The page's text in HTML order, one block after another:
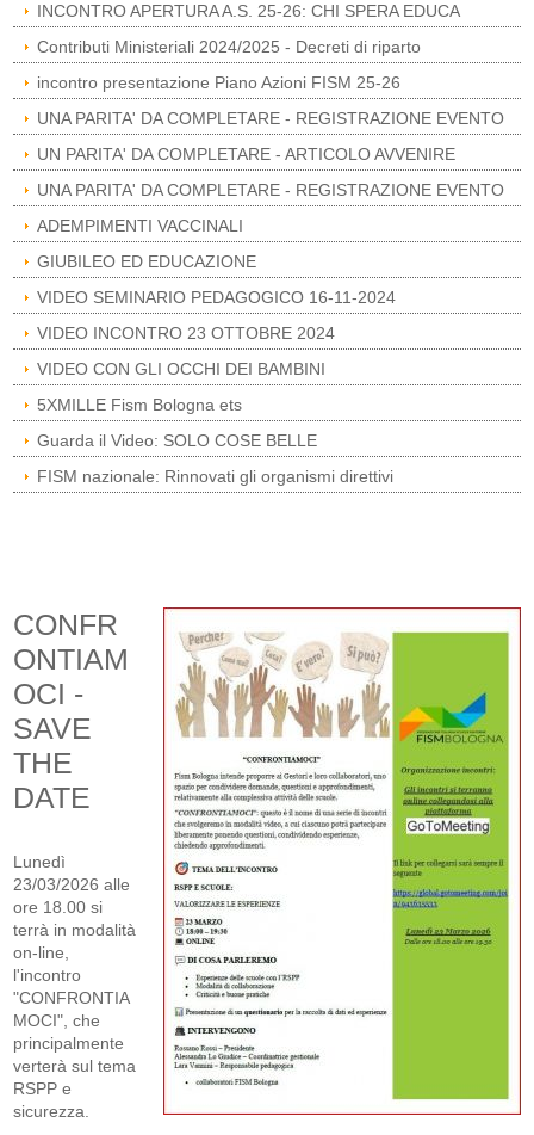
INCONTRO APERTURA A.S. 25-26: CHI SPERA EDUCA
Contributi Ministeriali 2024/2025 - Decreti di riparto
incontro presentazione Piano Azioni FISM 25-26
UNA PARITA' DA COMPLETARE - REGISTRAZIONE EVENTO
UN PARITA' DA COMPLETARE - ARTICOLO AVVENIRE
UNA PARITA' DA COMPLETARE - REGISTRAZIONE EVENTO
ADEMPIMENTI VACCINALI
GIUBILEO ED EDUCAZIONE
VIDEO SEMINARIO PEDAGOGICO 16-11-2024
VIDEO INCONTRO 23 OTTOBRE 2024
VIDEO CON GLI OCCHI DEI BAMBINI
5XMILLE Fism Bologna ets
Guarda il Video: SOLO COSE BELLE
FISM nazionale: Rinnovati gli organismi direttivi
CONFR
ONTIAM
OCI -
SAVE
THE
DATE
Lunedì
23/03/2026 alle
ore 18.00 si
terrà in modalità
on-line,
l'incontro
"CONFRONTIA
MOCI", che
principalmente
verterà sul tema
RSPP e
sicurezza.